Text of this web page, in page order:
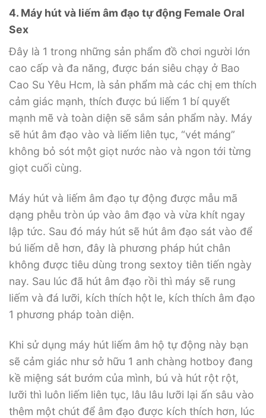
4. Máy hút và liếm âm đạo tự động Female Oral
Sex
Đây là 1 trong những sản phẩm đồ chơi người lớn
cao cấp và đa năng, được bán siêu chạy ở Bao
Cao Su Yêu Hcm, là sản phẩm mà các chị em thích
cảm giác mạnh, thích được bú liếm 1 bí quyết
mạnh mẽ và toàn diện sẽ sắm sản phẩm này. Máy
sẽ hút âm đạo vào và liếm liên tục, “vét máng”
không bỏ sót một giọt nước nào và ngon tới từng
giọt cuối cùng.
Máy hút và liếm âm đạo tự động được mẫu mã
dạng phễu tròn úp vào âm đạo và vừa khít ngay
lập tức. Sau đó máy hút sẽ hút âm đạo sát vào để
bú liếm dễ hơn, đây là phương pháp hút chân
không được tiêu dùng trong sextoy tiên tiến ngày
nay. Sau lúc đã hút âm đạo rồi thì máy sẽ rung
liếm và đá lưỡi, kích thích hột le, kích thích âm đạo
1 phương pháp toàn diện.
Khi sử dụng máy hút liếm âm hộ tự động này bạn
sẽ cảm giác như sở hữu 1 anh chàng hotboy đang
kề miệng sát bướm của mình, bú và hút rột rột,
lưỡi thì luôn liếm liên tục, lâu lâu lưỡi lại ấn sâu vào
thêm một chút để âm đạo được kích thích hơn, lúc